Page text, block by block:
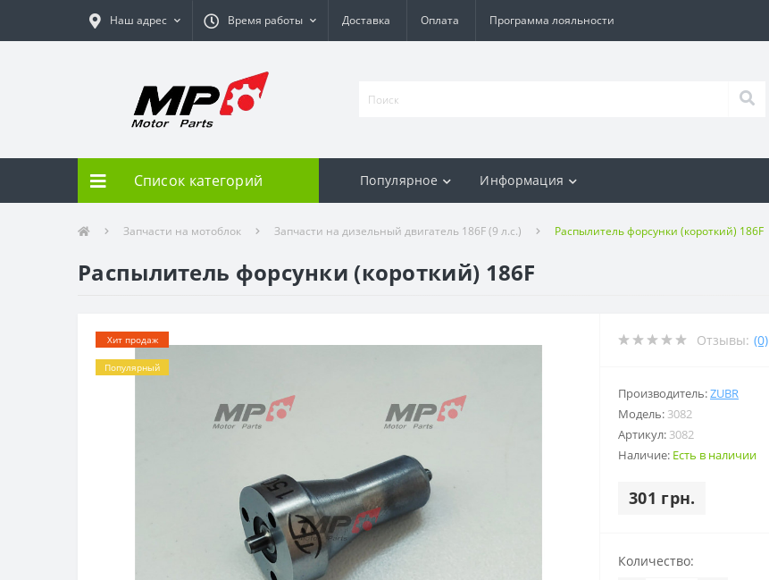
Наш адрес Время работы Доставка Оплата Программа лояльности
Список категорий Популярное Информация
Запчасти на мотоблок Запчасти на дизельный двигатель 186F (9 л.с.) Распылитель форсунки (короткий) 186F
Распылитель форсунки (короткий) 186F
Хит продаж
Популярный
Отзывы: (0)
Производитель:ZUBR
Модель: 3082
Артикул: 3082
Наличие: Есть в наличии
301 грн.
Количество: